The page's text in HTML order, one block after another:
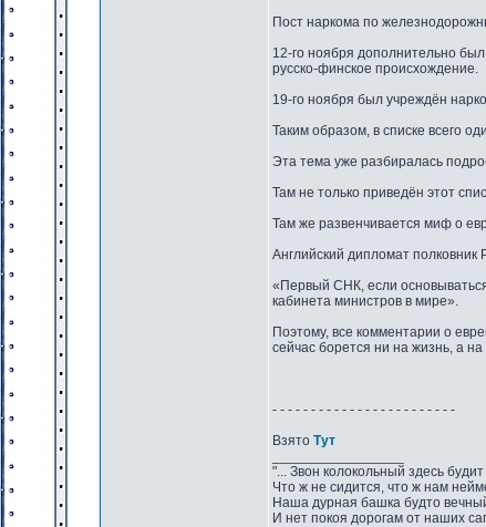
Пост наркома по
12-го ноября дополнительно
русско-финское происхождение.
19-го ноября был учреждён
Таким образом, в списке всего
Эта тема уже разбиралась
Там не только приведён этот
Там же развенчивается миф о
Английский дипломат полковник
«Первый СНК, если
кабинета министров в мире».
Поэтому, все комментарии о
сейчас борется ни на жизнь, а на
- - - - - - - - - - - - - - - - - - - - - - - -
Взято Тут
"... Звон колокольный здесь
Что ж не сидится, что ж нам
Наша дурная башка будто
И нет покоя дорогам от наших